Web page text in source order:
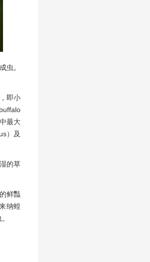
虫。
即小
最大
）及
的草
鲜豔
纳蝗